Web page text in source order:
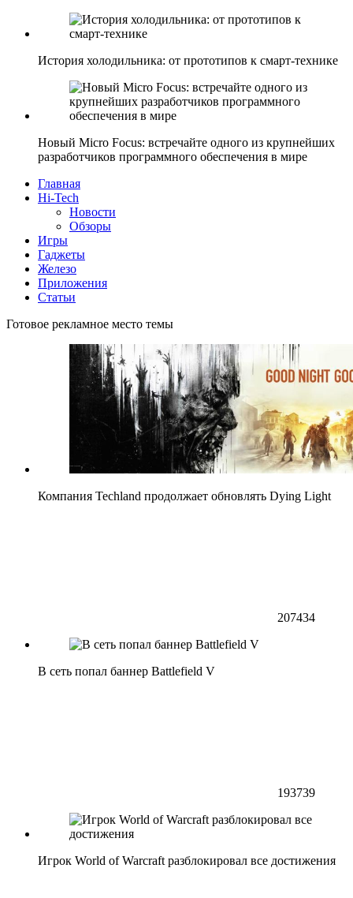
История холодильника: от прототипов к смарт-технике
Новый Micro Focus: встречайте одного из крупнейших
разработчиков программного обеспечения в мире
Главная
Hi-Tech
Новости
Обзоры
Игры
Гаджеты
Железо
Приложения
Статьи
Готовое рекламное место темы
Компания Techland продолжает обновлять Dying Light
207434
В сеть попал баннер Battlefield V
193739
Игрок World of Warcraft разблокировал все достижения